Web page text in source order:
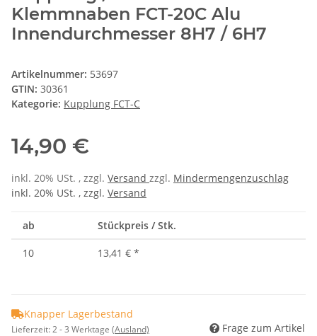
Klemmnaben FCT-20C Alu
Innendurchmesser 8H7 / 6H7
Artikelnummer: 53697
GTIN: 30361
Kategorie: Kupplung FCT-C
14,90 €
inkl. 20% USt. , zzgl. Versand zzgl. Mindermengenzuschlag
inkl. 20% USt. , zzgl. Versand
ab Stückpreis / Stk.
10 13,41 € *
Knapper Lagerbestand
Lieferzeit:2 - 3 Werktage (Ausland) Frage zum Artikel